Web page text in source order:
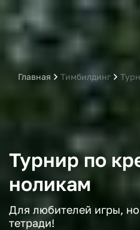
Главная Тимбилдинг
Турнир по
ноликам
Для любителей игры,
тетради!